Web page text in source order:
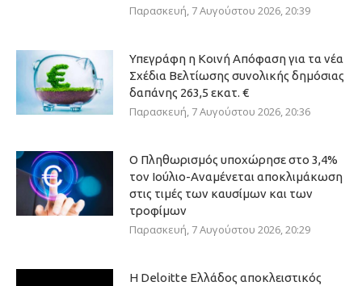
Παρασκευή, 7 Αυγούστου 2026, 20:39
Υπεγράφη η Κοινή Απόφαση για τα νέα
Σχέδια Βελτίωσης συνολικής δημόσιας
δαπάνης 263,5 εκατ. €
Παρασκευή, 7 Αυγούστου 2026, 20:36
Ο Πληθωρισμός υποχώρησε στο 3,4%
τον Ιούλιο-Αναμένεται αποκλιμάκωση
στις τιμές των καυσίμων και των
τροφίμων
Παρασκευή, 7 Αυγούστου 2026, 20:29
Η Deloitte Ελλάδος αποκλειστικός